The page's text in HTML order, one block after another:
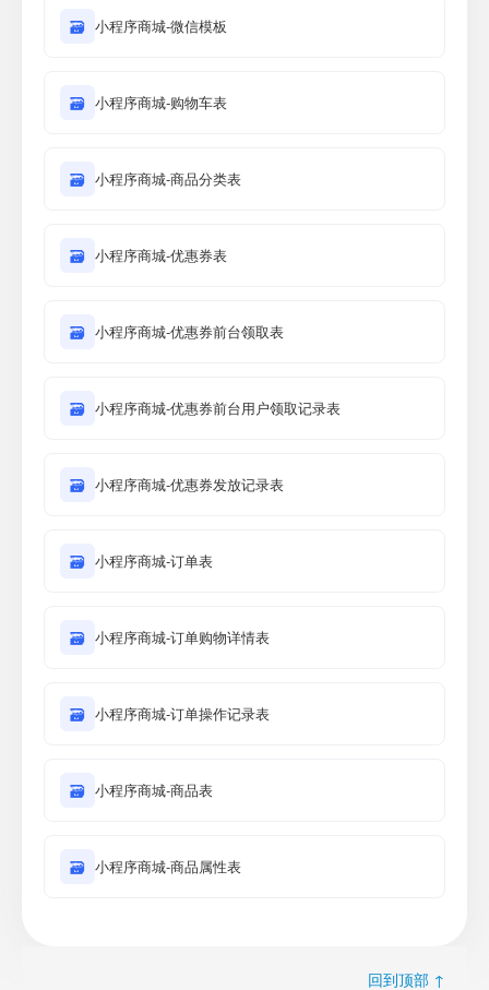
🗃 小程序商城-微信模板
🗃 小程序商城-购物车表
🗃 小程序商城-商品分类表
🗃 小程序商城-优惠券表
🗃 小程序商城-优惠券前台领取表
🗃 小程序商城-优惠券前台用户领取记录表
🗃 小程序商城-优惠券发放记录表
🗃 小程序商城-订单表
🗃 小程序商城-订单购物详情表
🗃 小程序商城-订单操作记录表
🗃 小程序商城-商品表
🗃 小程序商城-商品属性表
回到顶部 ↑